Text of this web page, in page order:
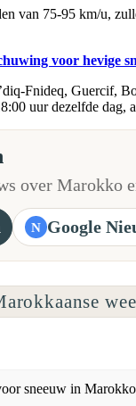
van 75-95 km/u,
voor hevige
Fnideq, Guercif,
uur dezelfde dag,
over Marokko
N Google